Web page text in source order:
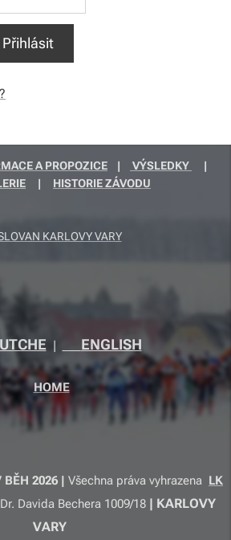
Přihlásit
A PROPOZICE | VÝSLEDKY
|
| HISTORIE ZÁVODU
KARLOVY VARY
| ENGLISH
HOME
BĚH 2026 | Všechna práva vyhrazena LK
Dr. Davida Bechera 1009/18 | KARLOVY
VARY